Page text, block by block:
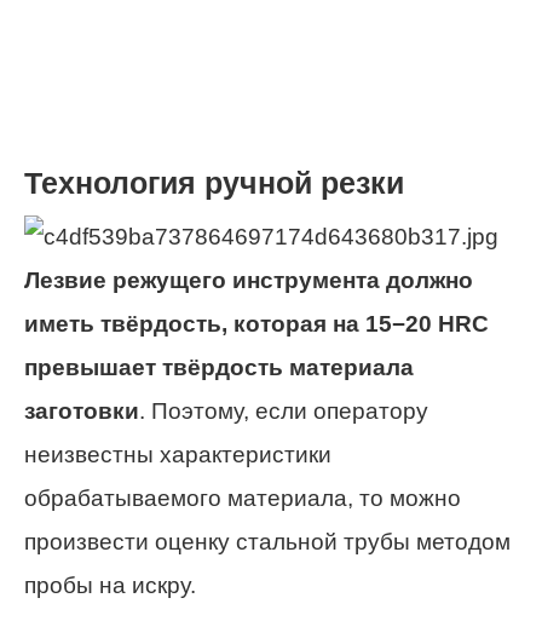
Технология ручной резки
Лезвие режущего инструмента должно
иметь твёрдость, которая на 15−20 HRC
превышает твёрдость материала
заготовки. Поэтому, если оператору
неизвестны характеристики
обрабатываемого материала, то можно
произвести оценку стальной трубы методом
пробы на искру.